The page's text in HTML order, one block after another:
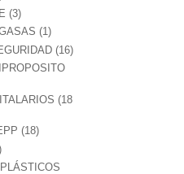
producto
33
productos
11
producto
1616
18
1818
productos